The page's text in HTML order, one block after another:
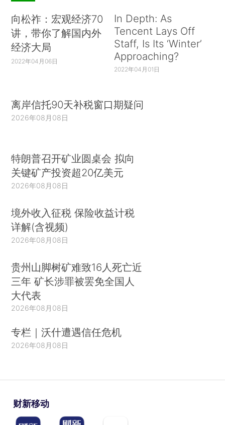
向松祚：宏观经济70
讲，带你了解国内外
经济大局
2022年04月06日
In Depth: As
Tencent Lays Off
Staff, Is Its ‘Winter’
Approaching?
2022年04月01日
离岸信托90天补税窗口期疑问
2026年08月08日
特朗普召开矿业圆桌会 拟向
关键矿产投资超20亿美元
2026年08月08日
境外收入征税 保险收益计税
详解(含视频)
2026年08月08日
贵州山脚树矿难致16人死亡近
三年 矿长涉罪被罢免全国人
大代表
2026年08月08日
专栏｜沃什遭遇信任危机
2026年08月08日
财新移动